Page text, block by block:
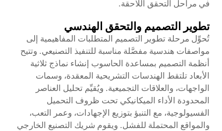
في مراحل التحقق اللاحقة.
تطوير التصميم والتحقق الهندسي
تُحوِّل مرحلة تطوير التصميم المتطلبات المفاهيمية إلى
مواصفات هندسية مفصَّلة مناسبة للتنفيذ التصنيعي. وتتيح
أنظمة التصميم بمساعدة الحاسوب إنشاء نماذج ثلاثية
الأبعاد تلتقط الهندسات التشريحية المعقدة، وسمات
الواجهات، والعلاقات التجميعية. ويُقيِّم تحليل العناصر
المحدودة الأداء الميكانيكي تحت ظروف التحميل
الفسيولوجية، مع التنبؤ بتوزيع الإجهادات، وعمر التعب،
والمواقع المحتملة للفشل. ويقوم شريك التصنيع الخارجي